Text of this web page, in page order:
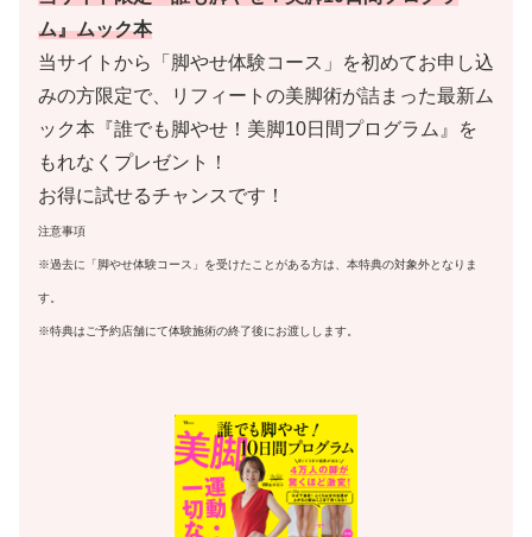
ム』ムック本
当サイトから「脚やせ体験コース」を初めてお申し込
みの方限定で、リフィートの美脚術が詰まった最新ム
ック本『誰でも脚やせ！美脚10日間プログラム』を
もれなくプレゼント！
お得に試せるチャンスです！
注意事項
※過去に「脚やせ体験コース」を受けたことがある方は、本特典の対象外となりま
す。
※特典はご予約店舗にて体験施術の終了後にお渡しします。